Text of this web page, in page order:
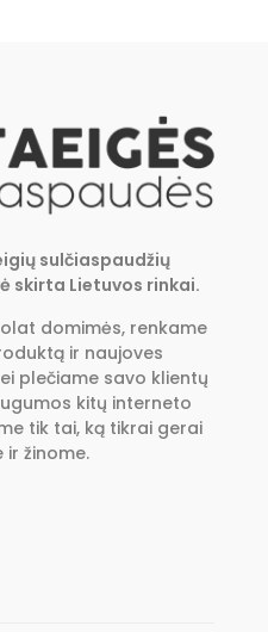
sulčiaspaudžių
skirta Lietuvos rinkai.
domimės, renkame
ir naujoves
plečiame savo klientų
kitų interneto
tik tai, ką tikrai gerai
ir žinome.